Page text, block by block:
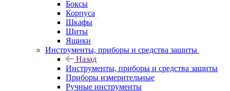
Боксы
Корпуса
Шкафы
Щиты
Ящики
Инструменты, приборы и средства защиты
Назад
Инструменты, приборы и средства защиты
Приборы измерительные
Ручные инструменты